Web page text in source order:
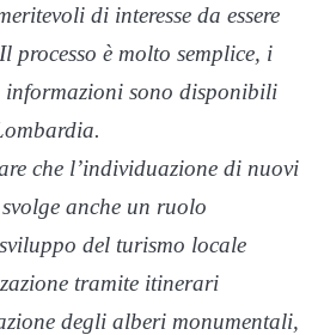
di interesse da essere
processo è molto semplice, i
informazioni sono disponibili
che l’individuazione di nuovi
anche un ruolo
del turismo locale
tramite itinerari
degli alberi monumentali,